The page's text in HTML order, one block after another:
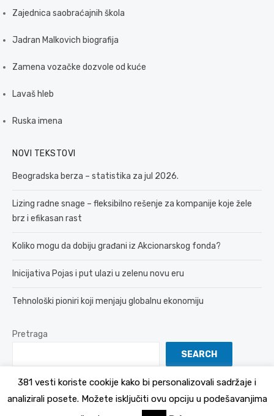
Zajednica saobraćajnih škola
Jadran Malkovich biografija
Zamena vozačke dozvole od kuće
Lavaš hleb
Ruska imena
NOVI TEKSTOVI
Beogradska berza – statistika za jul 2026.
Lizing radne snage – fleksibilno rešenje za kompanije koje žele
brz i efikasan rast
Koliko mogu da dobiju građani iz Akcionarskog fonda?
Inicijativa Pojas i put ulazi u zelenu novu eru
Tehnološki pioniri koji menjaju globalnu ekonomiju
Pretraga
SEARCH
Politika Privatnosti
381 vesti koriste cookije kako bi personalizovali sadržaje i
analizirali posete. Možete isključiti ovu opciju u podešavanjima